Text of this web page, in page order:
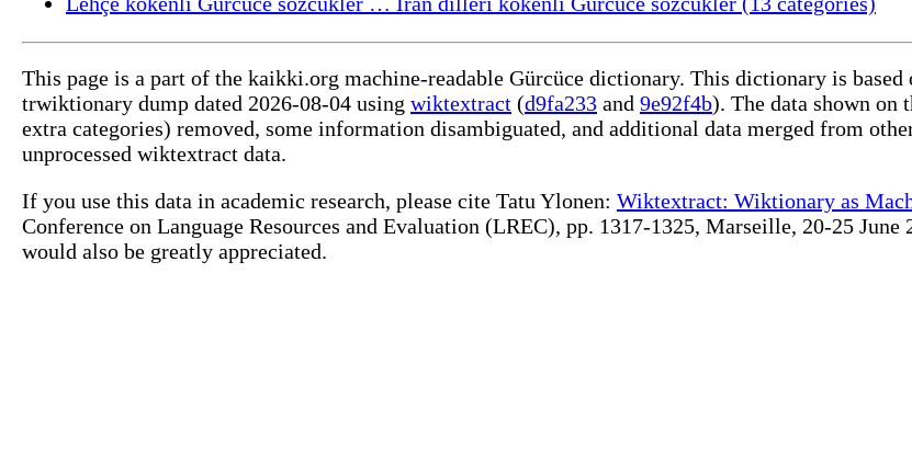
This page is a part of the kaikki.org machine-readable Gürcüce dictionary. This dictionary is
trwiktionary dump dated 2026-08-04 using wiktextract (d9fa233 and 9e92f4b). The data shown on
extra categories) removed, some information disambiguated, and additional data merged from
unprocessed wiktextract data.
If you use this data in academic research, please cite Tatu Ylonen: Wiktextract: Wiktionary as
Conference on Language Resources and Evaluation (LREC), pp. 1317-1325, Marseille, 20-25
would also be greatly appreciated.